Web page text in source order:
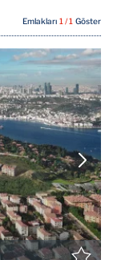
Emlakları 1 / 1 Göster